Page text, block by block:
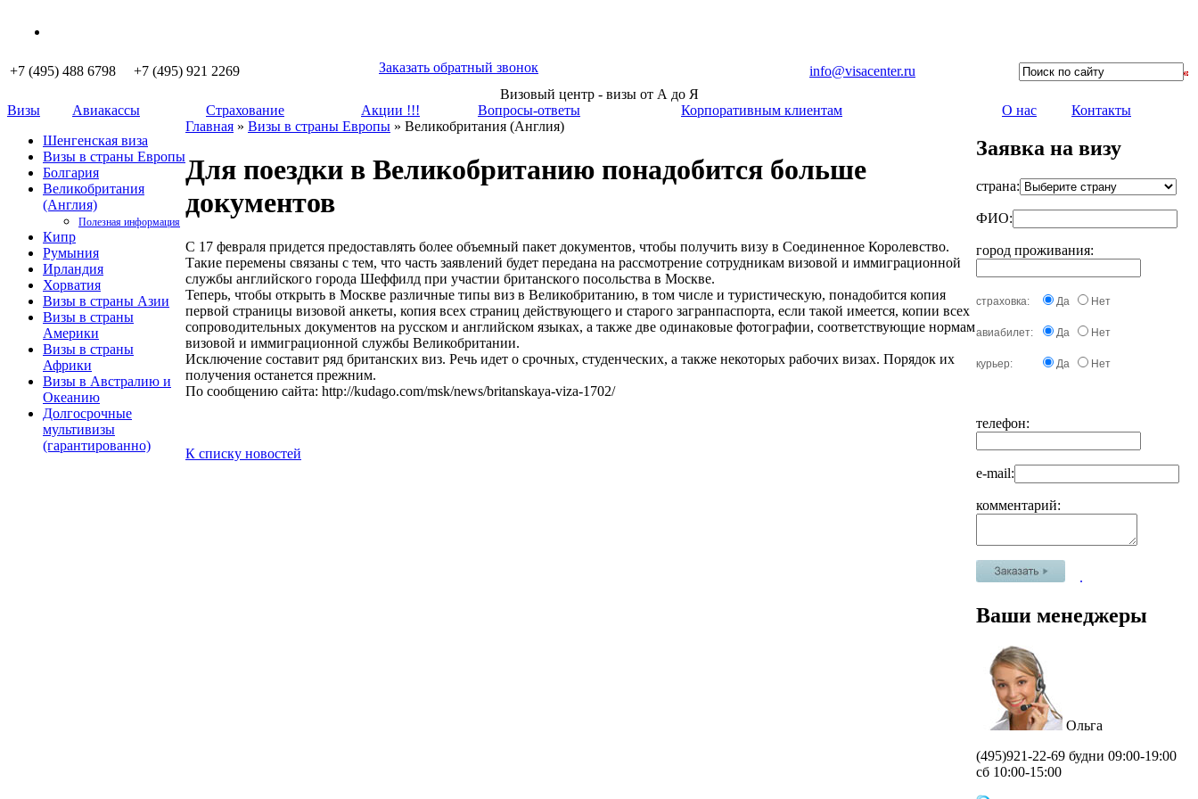
+7 (495) 488 6798 +7 (495) 921 2269 Заказать обратный звонок
info@visacenter.ru
Визовый центр - визы от А до Я
Визы
Авиакассы Страхование Акции !!! Вопросы-ответы Корпоративным клиентам О нас
Контакты
Шенгенская виза
Визы в страны Европы
Болгария
Великобритания
(Англия)
Полезная информация
Кипр
Румыния
Ирландия
Хорватия
Визы в страны Азии
Визы в страны
Америки
Визы в страны
Африки
Визы в Австралию и
Океанию
Долгосрочные
мультивизы
(гарантированно)
Главная » Визы в страны Европы » Великобритания (Англия)
Для поездки в Великобританию понадобится больше
документов
С 17 февраля придется предоставлять более объемный пакет документов, чтобы получить визу в Соединенное Королевство.
Такие перемены связаны с тем, что часть заявлений будет передана на рассмотрение сотрудникам визовой и иммиграционной
службы английского города Шеффилд при участии британского посольства в Москве.
Теперь, чтобы открыть в Москве различные типы виз в Великобританию, в том числе и туристическую, понадобится копия
первой страницы визовой анкеты, копия всех страниц действующего и старого загранпаспорта, если такой имеется, копии всех
сопроводительных документов на русском и английском языках, а также две одинаковые фотографии, соответствующие нормам
визовой и иммиграционной службы Великобритании.
Исключение составит ряд британских виз. Речь идет о срочных, студенческих, а также некоторых рабочих визах. Порядок их
получения останется прежним.
По сообщению сайта: http://kudago.com/msk/news/britanskaya-viza-1702/
К списку новостей
Заявка на визу
страна:
ФИО:
город проживания:
страховка: Да Нет
авиабилет: Да Нет
курьер: Да Нет
телефон:
e-mail:
комментарий:
.
Ваши менеджеры
Ольга
(495)921-22-69 будни 09:00-19:00
сб 10:00-15:00